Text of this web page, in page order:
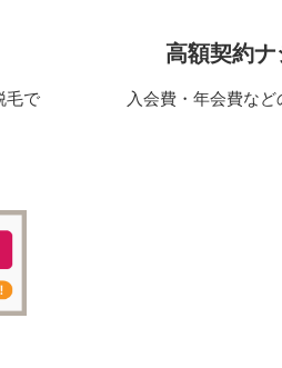
毛で
高額契約ナ
入会費・年会費な